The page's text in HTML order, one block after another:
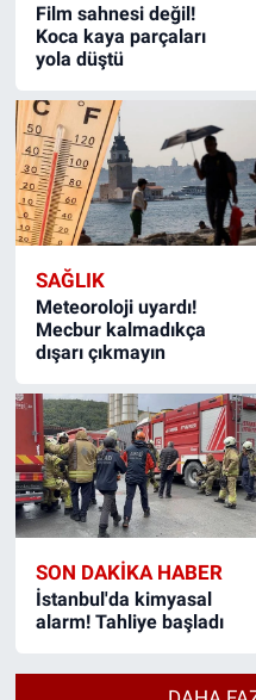
Film sahnesi değil!
Koca kaya parçaları
yola düştü
SAĞLIK
Meteoroloji uyardı!
Mecbur kalmadıkça
dışarı çıkmayın
SON DAKIKA HABER
İstanbul'da kimyasal
alarm! Tahliye başladı